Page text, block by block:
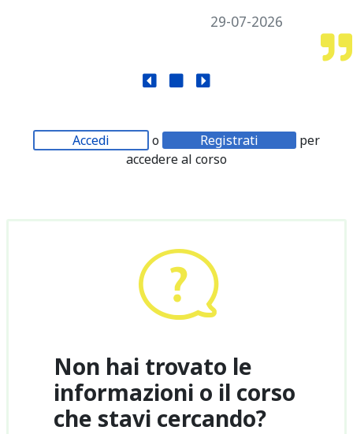
29-07-2026
Accedi o Registrati
per
accedere al corso
Non hai trovato le
informazioni o il corso
che stavi cercando?